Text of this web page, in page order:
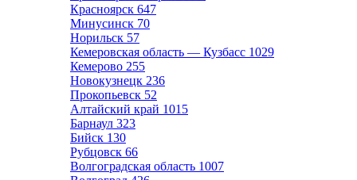
Красноярск 647
Минусинск 70
Норильск 57
Кемеровская область — Кузбасс 1029
Кемерово 255
Новокузнецк 236
Прокопьевск 52
Алтайский край 1015
Барнаул 323
Бийск 130
Рубцовск 66
Волгоградская область 1007